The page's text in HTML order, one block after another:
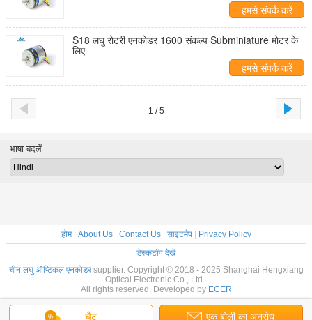
हमसे संपर्क करें
S18 लघु रोटरी एनकोडर 1600 संकल्प Subminiature मोटर के
लिए
हमसे संपर्क करें
1 / 5
चैट एक बोली का अनुरोध
भाषा बदलें
होम| About Us| Contact Us| साइटमैप|
Privacy Policy
डेस्कटॉप देखें
चीन लघु ऑप्टिकल एनकोडरsupplier. Copyright © 2018 - 2025 Shanghai Hengxiang
Optical Electronic Co., Ltd..
All rights reserved. Developed by ECER